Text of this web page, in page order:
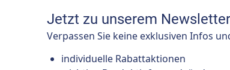
Jetzt zu unserem
Verpassen Sie keine exklusiven Infos
individuelle Rabattaktionen